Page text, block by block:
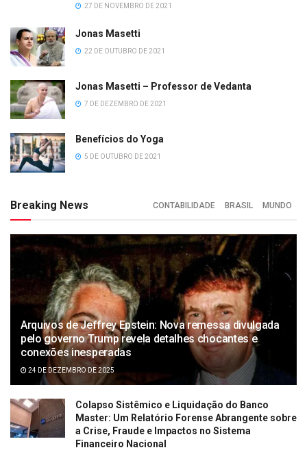
27 DE NOVEMBRO DE 2021
Jonas Masetti
22 DE OUTUBRO DE 2021
Jonas Masetti – Professor de Vedanta
7 DE DEZEMBRO DE 2021
Benefícios do Yoga
5 DE OUTUBRO DE 2021
Breaking News CONTABILIDADE BRASIL MUNDO
Arquivos de Jeffrey Epstein: Nova remessa divulgada
pelo governo Trump revela detalhes chocantes e
conexões inesperadas
24 DE DEZEMBRO DE 2025
Colapso Sistêmico e Liquidação do Banco
Master: Um Relatório Forense Abrangente sobre
a Crise, Fraude e Impactos no Sistema
Financeiro Nacional